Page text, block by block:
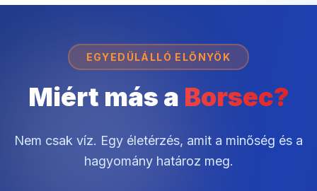
EGYEDÜLÁLLÓ ELŐNYÖK
Miért más a Borsec?
Nem csak víz. Egy életérzés, amit a minőség és a
hagyomány határoz meg.